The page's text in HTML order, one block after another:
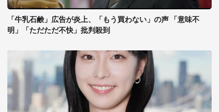
「牛乳石鹸」広告が炎上、「もう買わない」の声 「意味不
明」「ただただ不快」批判殺到